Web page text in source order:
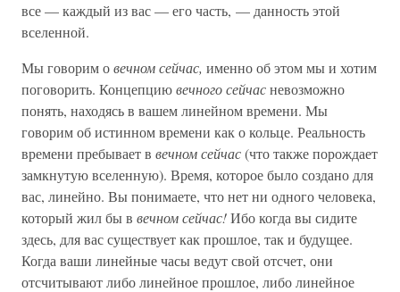
все — каждый из вас — его часть, — данность этой
вселенной.
Мы говорим овечном сейчас, именно об этом мы и хотим
поговорить. Концепциювечного сейчасневозможно
понять, находясь в вашем линейном времени. Мы
говорим об истинном времени как о кольце. Реальность
времени пребывает в вечном сейчас(что также порождает
замкнутую вселенную). Время, которое было создано для
вас, линейно. Вы понимаете, что нет ни одного человека,
который жил бы в вечном сейчас!Ибо когда вы сидите
здесь, для вас существует как прошлое, так и будущее.
Когда ваши линейные часы ведут свой отсчет, они
отсчитывают либо линейное прошлое, либо линейное